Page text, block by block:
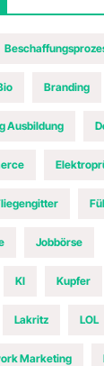
Branding
Ausbildung
Jobbörse
KI Kupfer
Lakritz LOL
Marketing